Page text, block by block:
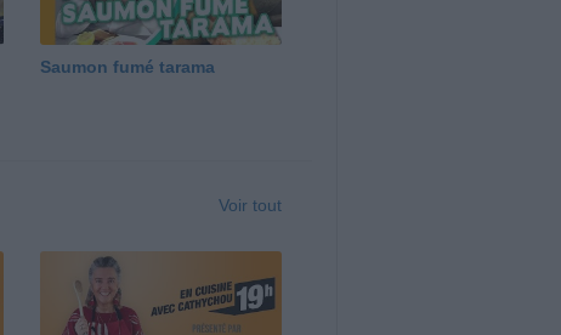
Saumon fumé tarama
Voir tout